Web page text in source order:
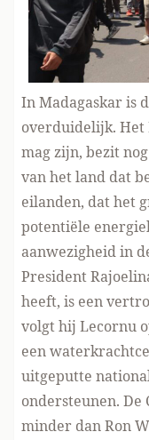
In Madagaskar is
overduidelijk. Het
mag zijn, bezit
van het land dat
eilanden, dat het
potentiële
aanwezigheid in
President
heeft, is een
volgt hij Lecornu
een
uitgeputte
ondersteunen. De
minder dan Ron